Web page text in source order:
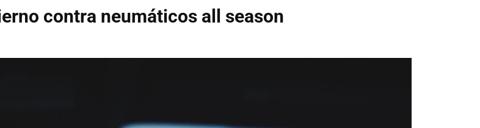
contra neumáticos all season